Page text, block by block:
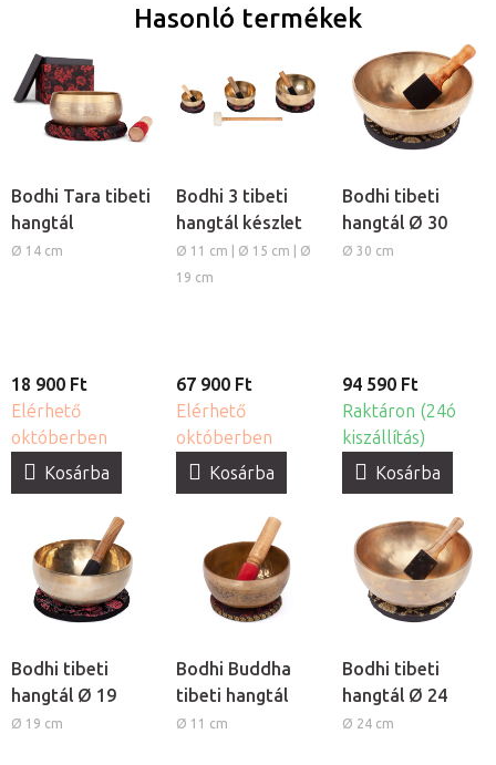
Hasonló termékek
Bodhi Tara tibeti
hangtál
Ø 14 cm
18 900 Ft
Elérhető
októberben
Kosárba
Bodhi 3 tibeti
hangtál készlet
Ø 11 cm | Ø 15 cm | Ø
19 cm
67 900 Ft
Elérhető
októberben
Kosárba
Bodhi tibeti
hangtál Ø 30
Ø 30 cm
94 590 Ft
Raktáron (24ó
kiszállítás)
Kosárba
Bodhi tibeti
hangtál Ø 19
Ø 19 cm
Bodhi Buddha
tibeti hangtál
Ø 11 cm
Bodhi tibeti
hangtál Ø 24
Ø 24 cm